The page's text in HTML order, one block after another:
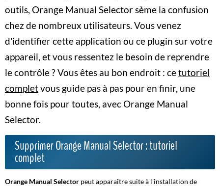
outils, Orange Manual Selectorsème la confusion
chez de nombreux utilisateurs. Vous venez
d'identifier cette application ou ce plugin sur votre
appareil, et vous ressentez le besoin de reprendre
le contrôle ? Vous êtes au bon endroit : cetutoriel
completvous guide pas à pas pour en finir, une
bonne fois pour toutes, avec Orange Manual
Selector.
Supprimer Orange Manual Selector : tutoriel
complet
Orange Manual Selector peut apparaître suite à l'installation de